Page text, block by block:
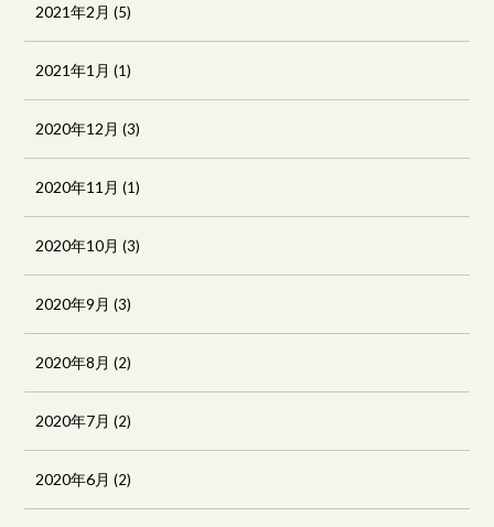
2021年2月 (5)
2021年1月 (1)
2020年12月 (3)
2020年11月 (1)
2020年10月 (3)
2020年9月 (3)
2020年8月 (2)
2020年7月 (2)
2020年6月 (2)